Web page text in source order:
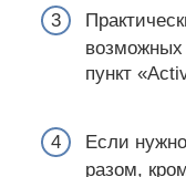
возможных
пункт
Если
разом,